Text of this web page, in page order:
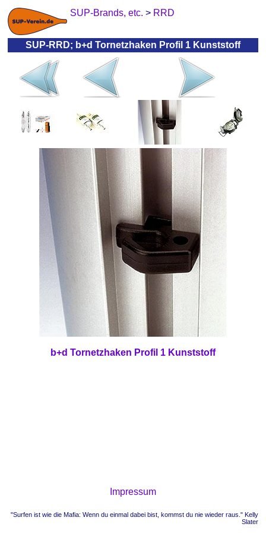
SUP-Brands, etc. > RRD
SUP-RRD; b+d Tornetzhaken Profil 1 Kunststoff
b+d Tornetzhaken Profil 1 Kunststoff
Impressum
"Surfen ist wie die Mafia: Wenn du einmal dabei bist, kommst du nie wieder raus." Kelly
Slater